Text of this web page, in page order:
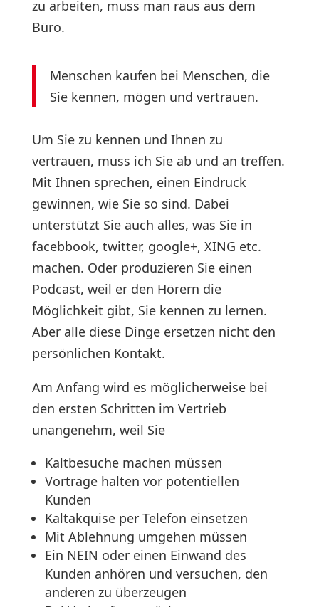
zu arbeiten, muss man raus aus dem
Büro.
Menschen kaufen bei Menschen, die
Sie kennen, mögen und vertrauen.
Um Sie zu kennen und Ihnen zu
vertrauen, muss ich Sie ab und an treffen.
Mit Ihnen sprechen, einen Eindruck
gewinnen, wie Sie so sind. Dabei
unterstützt Sie auch alles, was Sie in
facebbook, twitter, google+, XING etc.
machen. Oder produzieren Sie einen
Podcast, weil er den Hörern die
Möglichkeit gibt, Sie kennen zu lernen.
Aber alle diese Dinge ersetzen nicht den
persönlichen Kontakt.
Am Anfang wird es möglicherweise bei
den ersten Schritten im Vertrieb
unangenehm, weil Sie
Kaltbesuche machen müssen
Vorträge halten vor potentiellen
Kunden
Kaltakquise per Telefon einsetzen
Mit Ablehnung umgehen müssen
Ein NEIN oder einen Einwand des
Kunden anhören und versuchen, den
anderen zu überzeugen